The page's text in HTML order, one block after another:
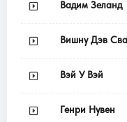
Вадим Зеланд
Вишну Дэв
Вэй У Вэй
Генри Нувен